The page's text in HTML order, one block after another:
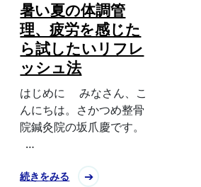
暑い夏の体調管
理、疲労を感じた
ら試したいリフレ
ッシュ法
はじめに みなさん、こ
んにちは。さかつめ整骨
院鍼灸院の坂爪慶です。
…
続きをみる